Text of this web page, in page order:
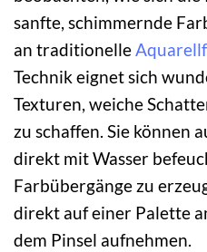
sanfte, schimmernde
an traditionelle
Technik eignet sich
Texturen, weiche
zu schaffen. Sie können
direkt mit Wasser
Farbübergänge zu
direkt auf einer Palette
dem Pinsel aufnehmen.